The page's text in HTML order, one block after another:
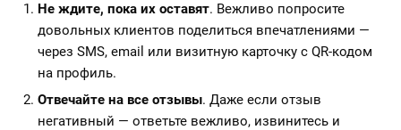
Не ждите, пока их оставят. Вежливо попросите
довольных клиентов поделиться впечатлениями —
через SMS, email или визитную карточку с QR-кодом
на профиль.
Отвечайте на все отзывы. Даже если отзыв
негативный — ответьте вежливо, извинитесь и